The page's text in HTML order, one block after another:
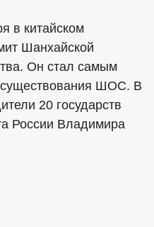
в китайском
Шанхайской
Он стал самым
существования ШОС. В
20 государств
России Владимира